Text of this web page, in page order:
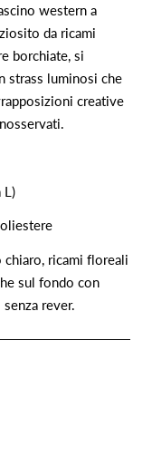
western a
da ricami
borchiate, si
strass luminosi che
creative
L)
chiaro, ricami floreali
sul fondo con
rever.